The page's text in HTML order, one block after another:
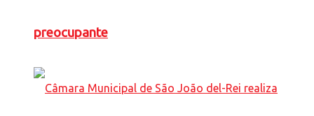
preocupante